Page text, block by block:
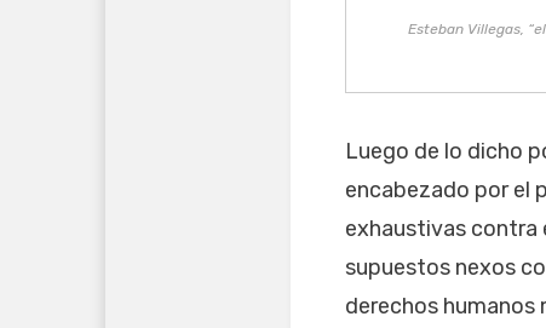
Esteban Villegas,
Luego de lo dicho
encabezado por el
exhaustivas contra
supuestos nexos
derechos humanos